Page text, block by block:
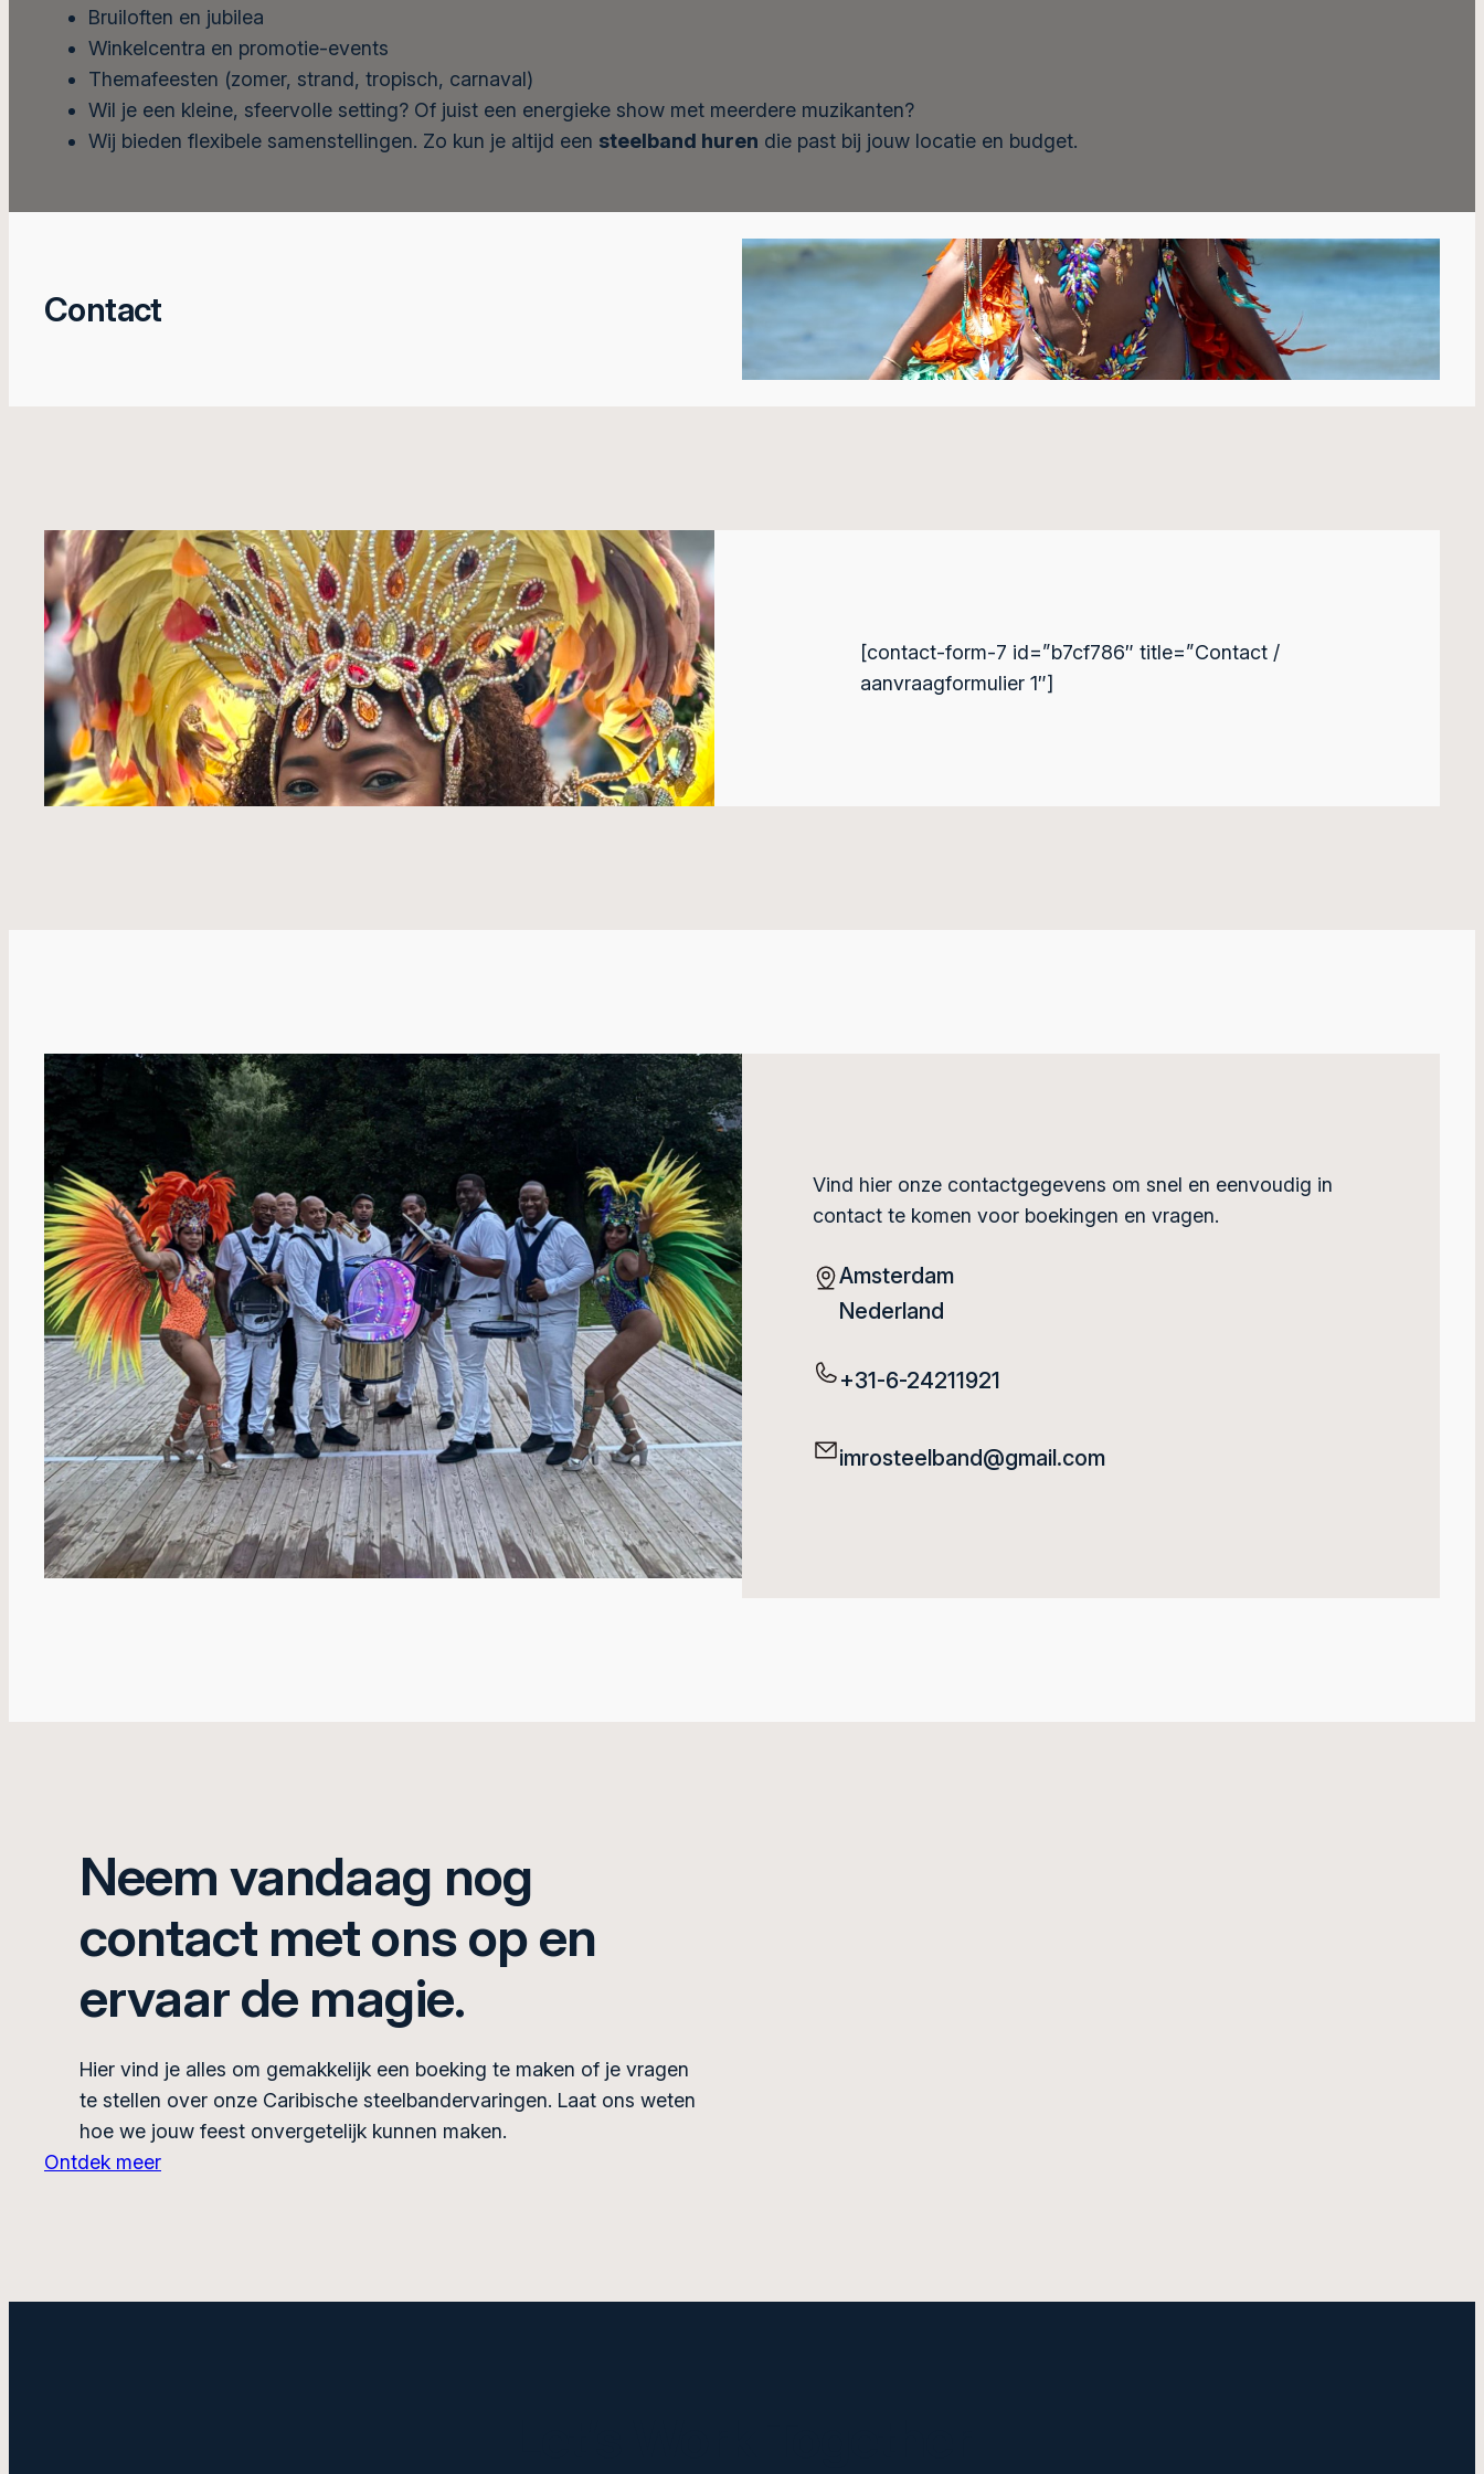
Bruiloften en jubilea
Winkelcentra en promotie-events
Themafeesten (zomer, strand, tropisch, carnaval)
Wil je een kleine, sfeervolle setting? Of juist een energieke show met meerdere muzikanten?
Wij bieden flexibele samenstellingen. Zo kun je altijd een steelband huren die past bij jouw locatie en budget.
Contact
[contact-form-7 id=”b7cf786″ title=”Contact /
aanvraagformulier 1″]
Vind hier onze contactgegevens om snel en eenvoudig in
contact te komen voor boekingen en vragen.
Amsterdam
Nederland
+31-6-24211921
imrosteelband@gmail.com
Neem vandaag nog
contact met ons op en
ervaar de magie.
Hier vind je alles om gemakkelijk een boeking te maken of je vragen
te stellen over onze Caribische steelbandervaringen. Laat ons weten
hoe we jouw feest onvergetelijk kunnen maken.
Ontdek meer